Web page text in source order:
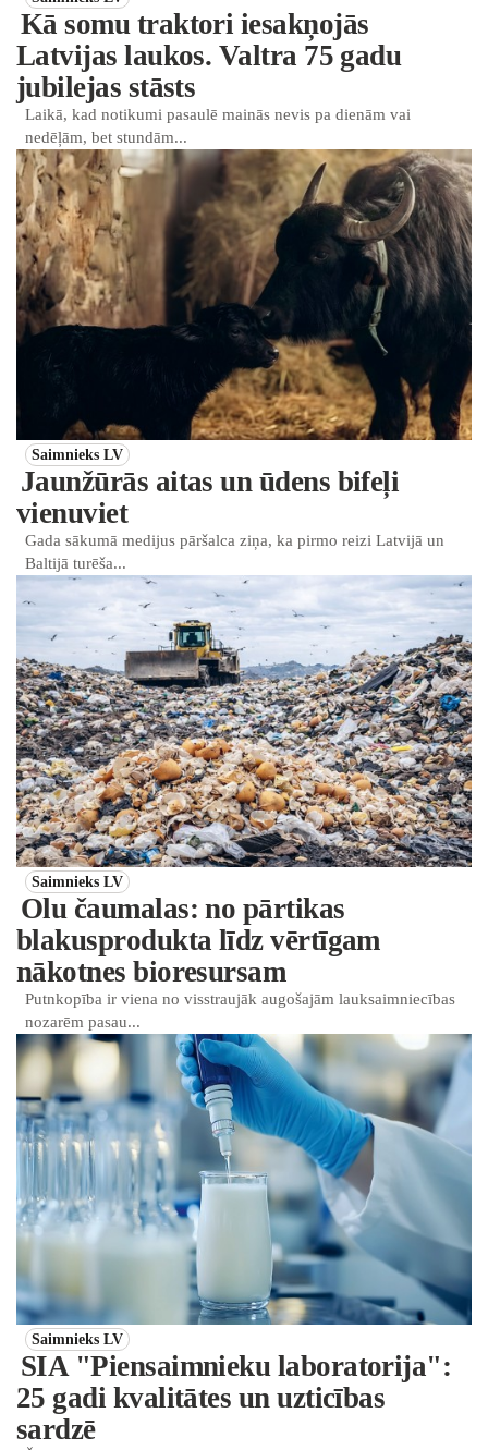
Kā somu traktori iesakņojās
Latvijas laukos. Valtra 75 gadu
jubilejas stāsts
Laikā, kad notikumi pasaulē mainās nevis pa dienām vai
nedēļām, bet stundām...
Saimnieks LV
Jaunžūrās aitas un ūdens bifeļi
vienuviet
Gada sākumā medijus pāršalca ziņa, ka pirmo reizi Latvijā un
Baltijā turēša...
Saimnieks LV
Olu čaumalas: no pārtikas
blakusprodukta līdz vērtīgam
nākotnes bioresursam
Putnkopība ir viena no visstraujāk augošajām lauksaimniecības
nozarēm pasau...
Saimnieks LV
SIA "Piensaimnieku laboratorija":
25 gadi kvalitātes un uzticības
sardzē